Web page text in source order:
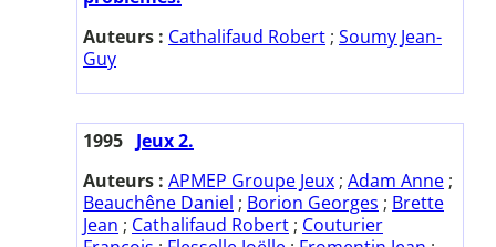
Auteurs : Cathalifaud Robert ; Soumy Jean-
Guy
1995 Jeux 2.
Auteurs : APMEP Groupe Jeux ; Adam Anne ;
Beauchêne Daniel ; Borion Georges ; Brette
Jean ; Cathalifaud Robert ; Couturier